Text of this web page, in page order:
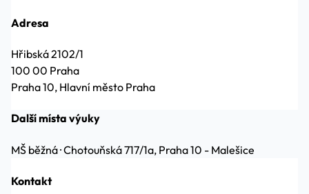
Adresa
Hřibská 2102/1
100 00 Praha
Praha 10, Hlavní město Praha
Další místa výuky
MŠ běžná·Chotouňská 717/1a, Praha 10 - Malešice
Kontakt